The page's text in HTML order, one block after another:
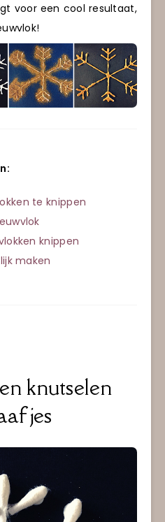
voor een cool resultaat,
te knippen
knippen
maken
knutselen